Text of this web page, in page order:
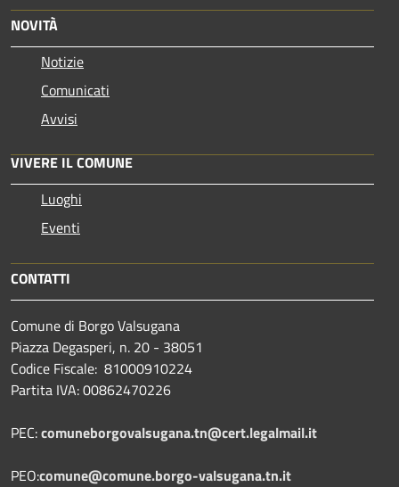
NOVITÀ
Notizie
Comunicati
Avvisi
VIVERE IL COMUNE
Luoghi
Eventi
CONTATTI
Comune di Borgo Valsugana
Piazza Degasperi, n. 20 - 38051
Codice Fiscale: 81000910224
Partita IVA: 00862470226
PEC:comuneborgovalsugana.tn@cert.legalmail.it
PEO:comune@comune.borgo-valsugana.tn.it